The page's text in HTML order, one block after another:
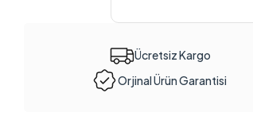
Ücretsiz Kargo
Orjinal Ürün Garantisi